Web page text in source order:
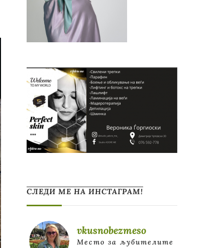
СЛЕДИ МЕ НА ИНСТАГРАМ!
vkusnobezmeso
Место за љубителите